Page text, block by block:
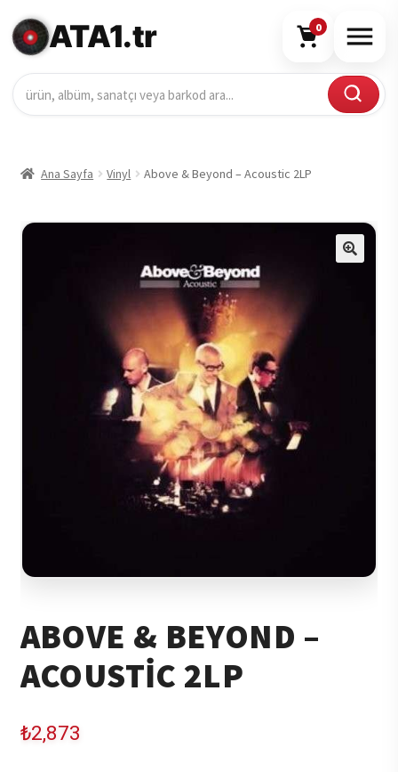
ATA1.tr 0
Ana Sayfa Vinyl Above & Beyond – Acoustic 2LP
ABOVE & BEYOND –
ACOUSTIC 2LP
₺2,873